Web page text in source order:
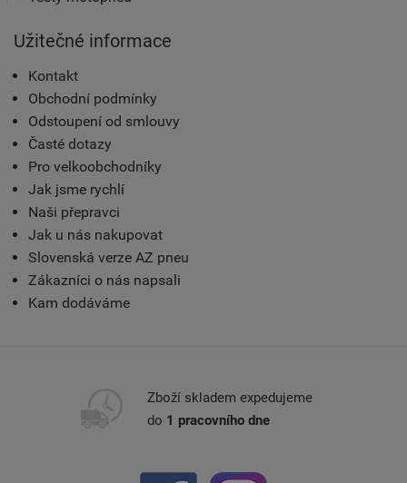
Užitečné informace
Kontakt
Obchodní podmínky
Odstoupení od smlouvy
Časté dotazy
Pro velkoobchodníky
Jak jsme rychlí
Naši přepravci
Jak u nás nakupovat
Slovenská verze AZ pneu
Zákazníci o nás napsali
Kam dodáváme
Zboží skladem expedujeme
do 1 pracovního dne